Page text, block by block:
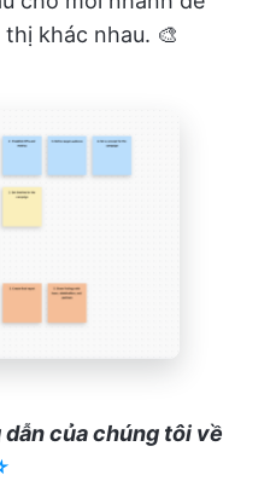
khác nhau. 🎨
của chúng tôi về